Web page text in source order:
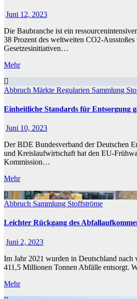
Juni 12, 2023
Die Baubranche ist ein
38 Prozent des weltweiten CO2-
Gesetzesinitiativen…
Mehr
Abbruch Märkte Regularien Sammlung
Einheitliche Standards für Entsorgung
Juni 10, 2023
Der BDE Bundesverband der Deutschen
und Kreislaufwirtschaft hat den EU-
Kommission…
Mehr
Abbruch Sammlung Stoffströme
Leichter Rückgang des
Juni 2, 2023
Im Jahr 2021 wurden in Deutschland nach
411,5 Millionen Tonnen Abfälle entsorgt.
Mehr